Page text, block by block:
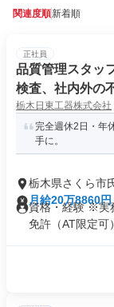
関連度順新着順
正社員
品質管理スタッ
検査、社内外の
栃木日東工器株式会社
完全週休2日・年
手に。
栃木県さくら市
月給20万8860
資格・経験 ※実
免許（AT限定可）